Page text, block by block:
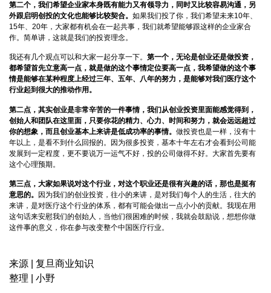
第二个，我们希望企业家本身既有能力又有领导力，同时又比较容易沟通，另
外跟启明创投的文化也能够比较契合。 如果我们投了你，我们希望未来10年、
15年、20年，大家都有机会在一起共事，我们就希望能够跟这样的企业家合
作。简单讲，这就是我们的投资理念。
我还有几个观点可以和大家一起分享一下。 第一个，无论是创业还是做投资，
都希望首先立意高一点，就是做的这个事情定位要高一点，我希望做的这个事
情是能够在某种程度上经过三年、五年、八年的努力，是能够对我们医疗这个
行业起到很大的推动作用。
第二点，其实创业是非常辛苦的一件事情，我们从创业投资里面能感觉得到，
创始人和团队在这里面，只要你花的精力、心力、时间和努力，就会远远超过
你的想象，而且创业基本上来讲是低成功率的事情。 做投资也是一样，没有十
年以上，是看不到什么回报的。因为很多投资，基本十年左右才会看到公司能
发展到一定程度，更不要说万一运气不好，投的公司做得不好。大家首先要有
这个心理预期。
第三点，大家如果说对这个行业，对这个职业还是很有兴趣的话，那也是挺有
意思的。
因为我们的创业投资，往小的来讲，是对我们每个人的生活，往大的
来讲，是对医疗这个行业的体系，都有可能会做出一点小小的贡献。我现在用
这句话来安慰我们的创始人，当他们很困难的时候，我就会鼓励说，想想你做
这件事的意义，你在参与改变整个中国医疗行业。
来源 | 复旦商业知识
整理 | 小野